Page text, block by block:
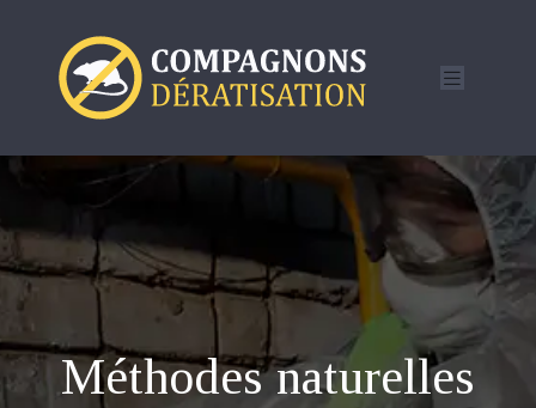
Méthodes naturelles